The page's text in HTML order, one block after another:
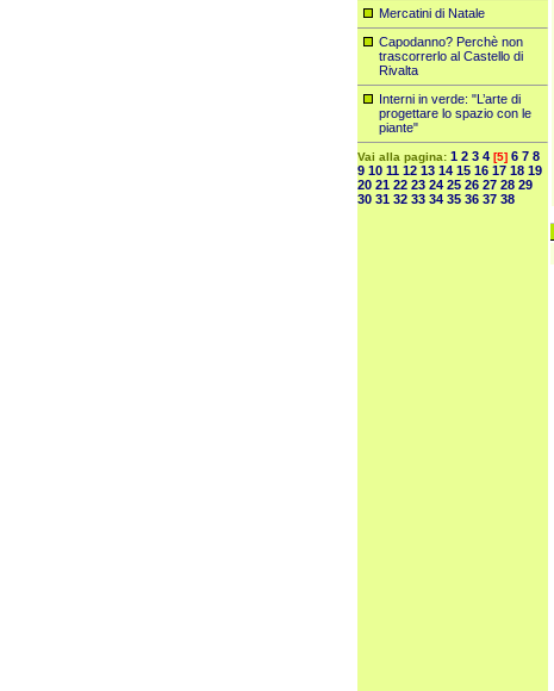
Mercatini di Natale
Capodanno? Perchè non
trascorrerlo al Castello di
Rivalta
Interni in verde: "L’arte di
progettare lo spazio con le
piante"
Vai alla pagina: 1 2 3 4 [5] 6 7 8
9 10 11 12 13 14 15 16 17 18 19
20 21 22 23 24 25 26 27 28 29
30 31 32 33 34 35 36 37 38